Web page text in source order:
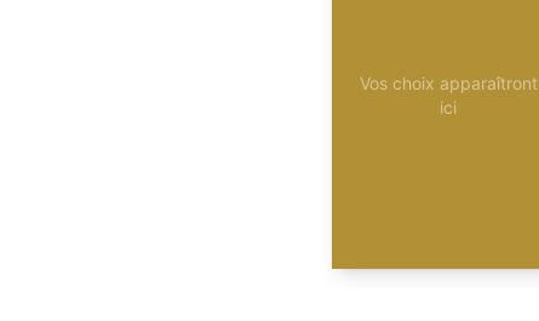
Vos choix apparaîtront
ici